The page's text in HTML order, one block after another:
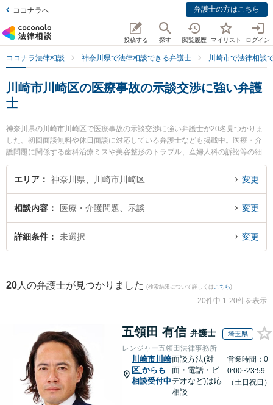
ココナラへ 弁護士の方はこちら
投稿する 探す 閲覧履歴 マイリスト ログイン
ココナラ法律相談 神奈川県で法律相談できる弁護士 川崎市で法律相談
川崎市川崎区の医療事故の示談交渉に強い弁護
士
神奈川県の川崎市川崎区で医療事故の示談交渉に強い弁護士が20名見つかりま
した。初回面談無料や休日面談に対応している弁護士なども掲載中。医療・介
護問題に関係する歯科治療ミスや美容整形のトラブル、産婦人科の訴訟等の細
かな分野での絞り込み検索もでき便利です。特に川崎パシフィック法律事務所
の増井 史彰弁護士や川崎パシフィック法律事務所の種村 求弁護士、川崎オアシ
渉のトラブルを今すぐに弁護士に相談したい』『医療事故の示談交渉のトラブ
ル解決の実績豊富な近くの弁護士を検索したい』『初回相談無料で医療事故の
示談交渉を法律相談できる川崎市川崎区内の弁護士に相談予約したい』などで
エリア 神奈川県、川崎市川崎区 変更
相談内容 医療・介護問題、示談 変更
詳細条件 未選択 変更
20 人の弁護士が見つかりました (検索結果について詳しくは こちら)
20件中 1-20件を表示
五領田 有信 弁護士 埼玉県
レンジャー五領田法律事務所
川崎市川崎
区 からも
相談受付中
面談方法(対
面・電話・ビ
デオなど)は応
相談
営業時間：0
0:00~23:59
（土日祝日）